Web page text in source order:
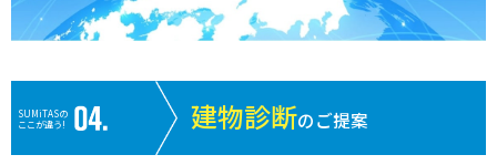
SUMiTASの
ここが違う!
建物診断のご提案